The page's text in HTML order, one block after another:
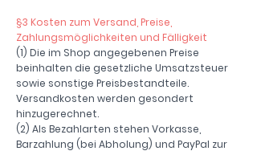
§3 Kosten zum Versand, Preise,
Zahlungsmöglichkeiten und Fälligkeit
(1) Die im Shop angegebenen Preise
beinhalten die gesetzliche Umsatzsteuer
sowie sonstige Preisbestandteile.
Versandkosten werden gesondert
hinzugerechnet.
(2) Als Bezahlarten stehen Vorkasse,
Barzahlung (bei Abholung) und PayPal zur